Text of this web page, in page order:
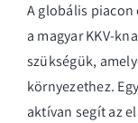
A globális piacon
a magyar KKV-
szükségük,
környezethez.
aktívan segít az